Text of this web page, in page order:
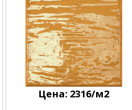
Цена: 2316/м2